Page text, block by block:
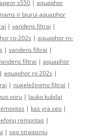
s550 | aquaphor
ir biurui aquaphor
| vandens filtrai |
ro-202s | aquaphor ro-
| vandens filtrai |
filtrai | aquaphor
| aquaphor ro 202s |
| nugeležinimo filtrai |
voru | lauko kubilai
| kas yra seo |
remontas |
| seo straipsniu